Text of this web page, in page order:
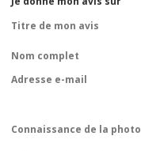
Titre de mon avis
Nom complet
Adresse e-mail
Connaissance de la photo